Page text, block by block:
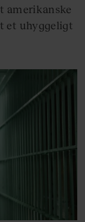
amerikanske
et uhyggeligt